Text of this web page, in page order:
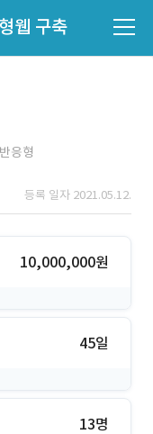
웹 구축
응형
등록 일자 2021.05.12.
10,000,000원
45일
13명